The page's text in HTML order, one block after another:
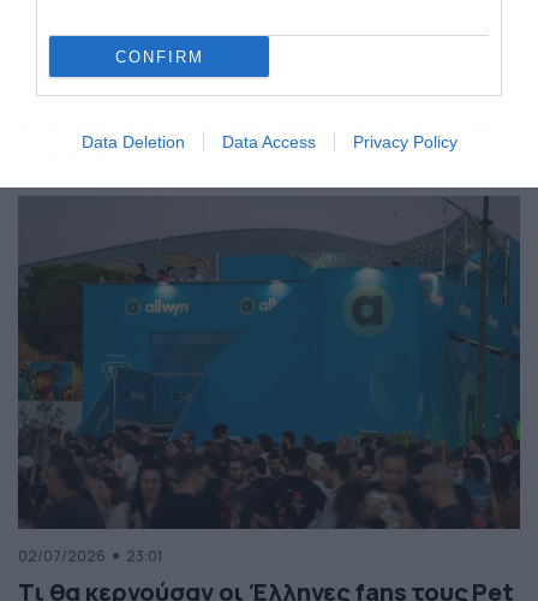
CONFIRM
Data Deletion Data Access Privacy Policy
Ανατροπή και μεταγραφή… έκπληξη από
τον ΣΚΑΪ
02/07/2026 23:01
Τι θα κερνούσαν οι Έλληνες fans τους Pet